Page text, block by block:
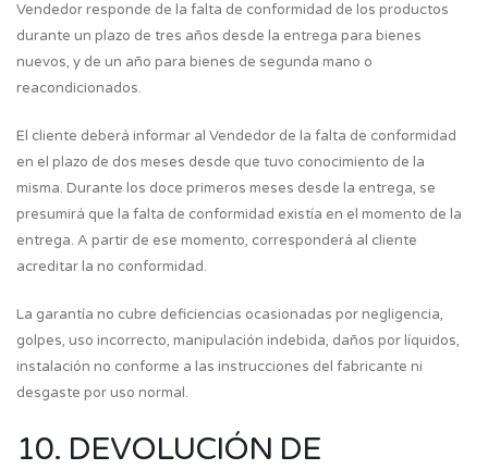
Vendedor responde de la falta de conformidad de los productos
durante un plazo de tres años desde la entrega para bienes
nuevos, y de un año para bienes de segunda mano o
reacondicionados.
El cliente deberá informar al Vendedor de la falta de conformidad
en el plazo de dos meses desde que tuvo conocimiento de la
misma. Durante los doce primeros meses desde la entrega, se
presumirá que la falta de conformidad existía en el momento de la
entrega. A partir de ese momento, corresponderá al cliente
acreditar la no conformidad.
La garantía no cubre deficiencias ocasionadas por negligencia,
golpes, uso incorrecto, manipulación indebida, daños por líquidos,
instalación no conforme a las instrucciones del fabricante ni
desgaste por uso normal.
10. DEVOLUCIÓN DE